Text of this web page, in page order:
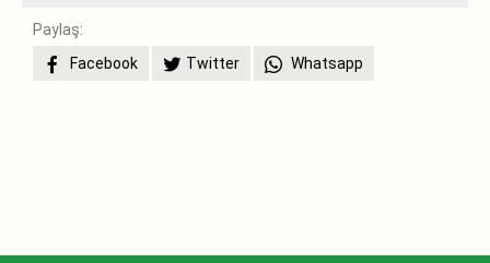
Paylaş:
Facebook
Twitter Whatsapp